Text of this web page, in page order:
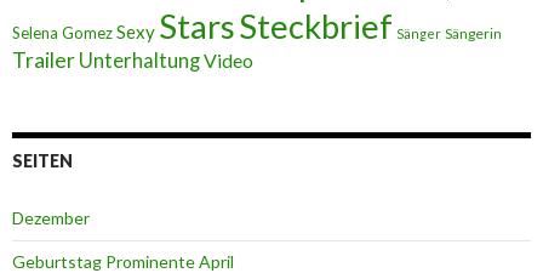
Selena GomezSexy StarsSteckbrief Sänger Sängerin
Trailer UnterhaltungVideo
SEITEN
Dezember
Geburtstag Prominente April